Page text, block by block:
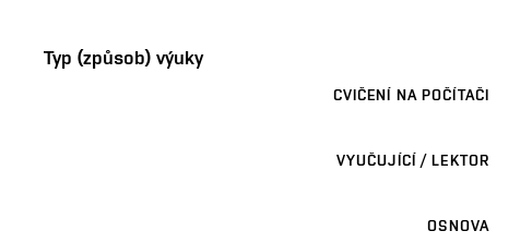
Typ (způsob) výuky
CVIČENÍ NA POČÍTAČI
VYUČUJÍCÍ / LEKTOR
OSNOVA